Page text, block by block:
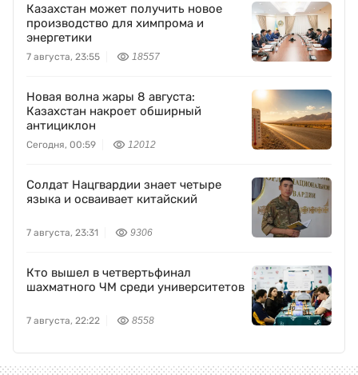
Казахстан может получить новое
производство для химпрома и
энергетики
7 августа, 23:55 18557
Новая волна жары 8 августа:
Казахстан накроет обширный
антициклон
Сегодня, 00:59 12012
Солдат Нацгвардии знает четыре
языка и осваивает китайский
7 августа, 23:31 9306
Кто вышел в четвертьфинал
шахматного ЧМ среди университетов
7 августа, 22:22 8558